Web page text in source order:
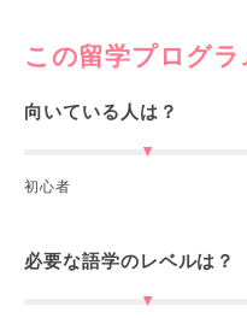
この留学プログ
向いている人は？
初心者
必要な語学のレベルは？